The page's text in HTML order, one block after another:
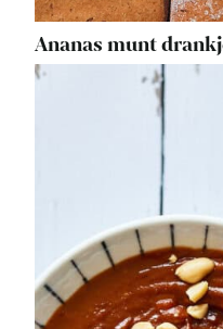
Ananas munt